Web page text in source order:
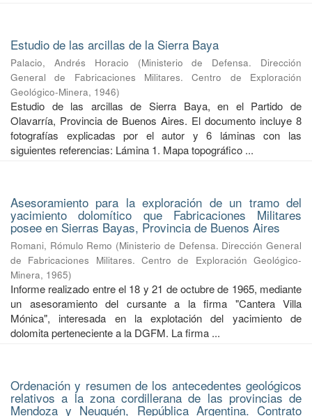
Estudio de las arcillas de la Sierra Baya
Palacio, Andrés Horacio (Ministerio de Defensa. Dirección
General de Fabricaciones Militares. Centro de Exploración
Geológico-Minera, 1946)
Estudio de las arcillas de Sierra Baya, en el Partido de
Olavarría, Provincia de Buenos Aires. El documento incluye 8
fotografías explicadas por el autor y 6 láminas con las
siguientes referencias: Lámina 1. Mapa topográfico ...
Asesoramiento para la exploración de un tramo del
yacimiento dolomítico que Fabricaciones Militares
posee en Sierras Bayas, Provincia de Buenos Aires
Romani, Rómulo Remo (Ministerio de Defensa. Dirección General
de Fabricaciones Militares. Centro de Exploración Geológico-
Minera, 1965)
Informe realizado entre el 18 y 21 de octubre de 1965, mediante
un asesoramiento del cursante a la firma "Cantera Villa
Mónica", interesada en la explotación del yacimiento de
dolomita perteneciente a la DGFM. La firma ...
Ordenación y resumen de los antecedentes geológicos
relativos a la zona cordillerana de las provincias de
Mendoza y Neuquén, República Argentina. Contrato